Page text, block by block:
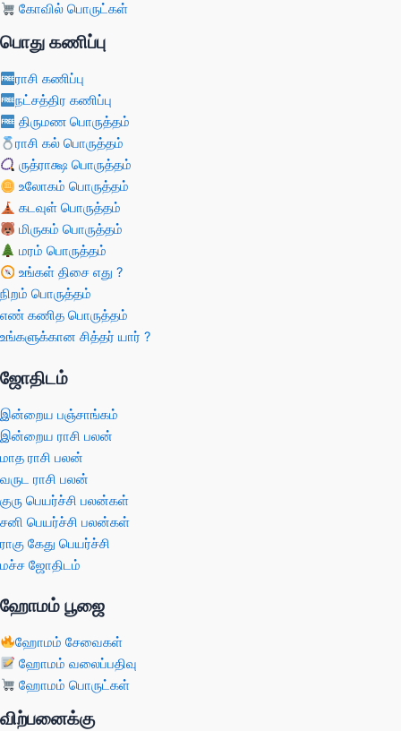
கோவில் பொருட்கள்
பொது கணிப்பு
ராசி கணிப்பு
நட்சத்திர கணிப்பு
திருமண பொருத்தம்
ராசி கல் பொருத்தம்
ருத்ராக்ஷ பொருத்தம்
உலோகம் பொருத்தம்
கடவுள் பொருத்தம்
மிருகம் பொருத்தம்
மரம் பொருத்தம்
உங்கள் திசை எது ?
நிறம் பொருத்தம்
எண் கணித பொருத்தம்
உங்களுக்கான சித்தர் யார் ?
ஜோதிடம்
இன்றைய பஞ்சாங்கம்
இன்றைய ராசி பலன்
மாத ராசி பலன்
வருட ராசி பலன்
குரு பெயர்ச்சி பலன்கள்
சனி பெயர்ச்சி பலன்கள்
ராகு கேது பெயர்ச்சி
மச்ச ஜோதிடம்
ஹோமம் பூஜை
ஹோமம் சேவைகள்
ஹோமம் வலைப்பதிவு
ஹோமம் பொருட்கள்
விற்பனைக்கு